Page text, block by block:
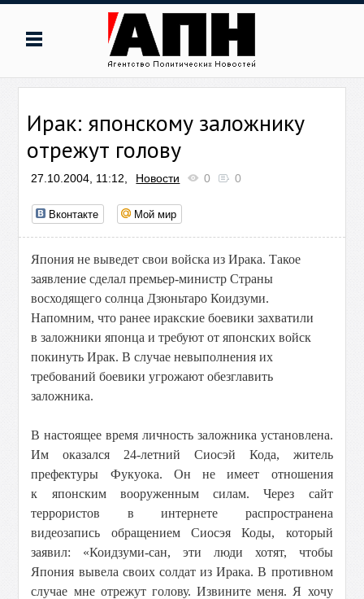
Ирак: японскому заложнику
отрежут голову
27.10.2004, 11:12, Новости 0 0
Вконтакте Мой мир
Япония не выведет свои войска из Ирака. Такое
заявление сделал премьер-министр Страны
восходящего солнца Дзюньтаро Коидзуми.
Напомним, что ранее иракские боевики захватили
в заложники японца и требуют от японских войск
покинуть Ирак. В случае невыполнения их
требований боевики угрожают обезглавить
заложника.
В настоящее время личность заложника установлена.
Им оказался 24-летний Сиосэй Кода, житель
префектуры Фукуока. Он не имеет отношения
к японским вооруженным силам. Через сайт
террористов в интернете распространена
видеозапись обращением Сиосэя Коды, который
заявил: «Коидзуми-сан, эти люди хотят, чтобы
Япония вывела своих солдат из Ирака. В противном
случае мне отрежут голову. Извините меня. Я хочу